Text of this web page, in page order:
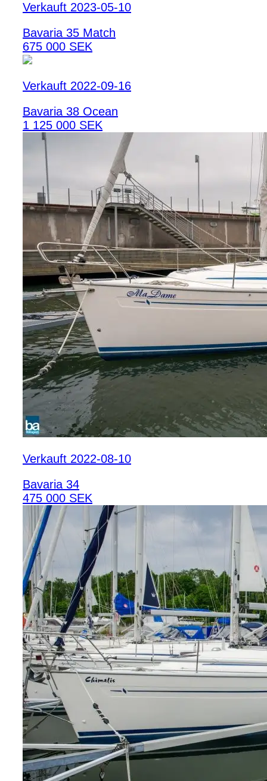
Verkauft 2023-05-10
Bavaria 35 Match
675 000 SEK
Verkauft 2022-09-16
Bavaria 38 Ocean
1 125 000 SEK
Verkauft 2022-08-10
Bavaria 34
475 000 SEK